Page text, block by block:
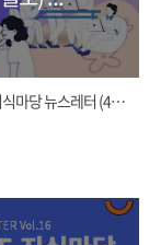
2025 MICE지식마당 뉴스레터 (4월호) ...